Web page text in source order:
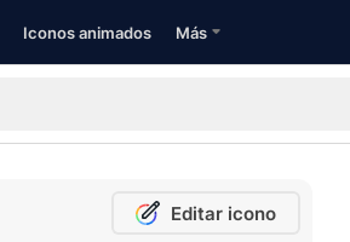
Iconos animados Más
Editar icono